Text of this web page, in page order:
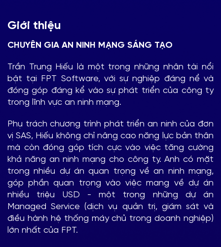
Giới thiệu
CHUYÊN GIA AN NINH MẠNG SÁNG TẠO
Trần Trung Hiếu là một trong những nhân tài nổi
bật tại FPT Software, với sự nghiệp đáng nể và
đóng góp đáng kể vào sự phát triển của công ty
trong lĩnh vực an ninh mạng.
Phụ trách chương trình phát triển an ninh của đơn
vị SAS, Hiếu không chỉ nâng cao năng lực bản thân
mà còn đóng góp tích cực vào việc tăng cường
khả năng an ninh mạng cho công ty. Anh có mặt
trong nhiều dự án quan trọng về an ninh mạng,
góp phần quan trọng vào việc mang về dự án
nhiều triệu USD - một trong những dự án
Managed Service (dịch vụ quản trị, giám sát và
điều hành hệ thống máy chủ trong doanh nghiệp)
lớn nhất của FPT.